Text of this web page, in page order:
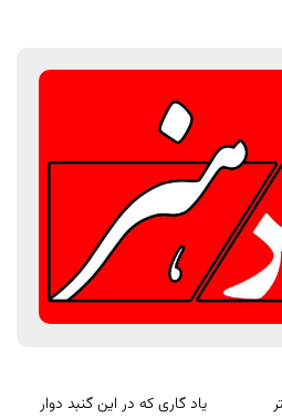
یاد گاری که در این گنبد دوار